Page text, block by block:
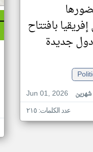
بافتتاح
Jun 01, 2026
شهرين
عدد الكلمات: ٢١٥